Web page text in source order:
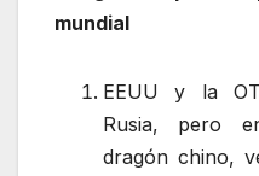
mundial
EEUU y la
Rusia, pero
dragón chino,